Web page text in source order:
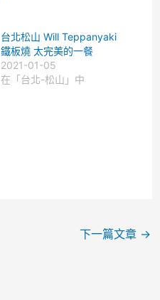
台北松山 Will Teppanyaki
鐵板燒 太完美的一餐
2021-01-05
在「台北-松山」中
下一篇文章 →